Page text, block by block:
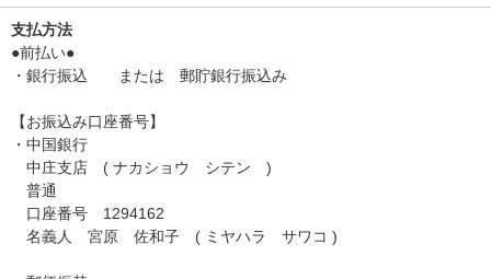
支払方法
●前払い●
・銀行振込 または 郵貯銀行振込み
【お振込み口座番号】
・中国銀行
中庄支店 ( ナカショウ シテン )
普通
口座番号 1294162
名義人 宮原 佐和子 ( ミヤハラ サワコ )